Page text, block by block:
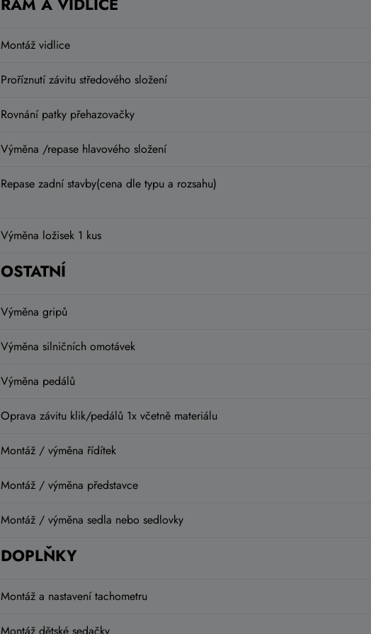
Montáž vidlice
Proříznutí závitu středového složení
Rovnání patky přehazovačky
Výměna /repase hlavového složení
Repase zadní stavby(cena dle typu a rozsahu)
Výměna ložisek 1 kus
OSTATNÍ
Výměna gripů
Výměna silničních omotávek
Výměna pedálů
Oprava závitu klik/pedálů 1x včetně materiálu
Montáž / výměna řídítek
Montáž / výměna představce
Montáž / výměna sedla nebo sedlovky
DOPLŇKY
Montáž a nastavení tachometru